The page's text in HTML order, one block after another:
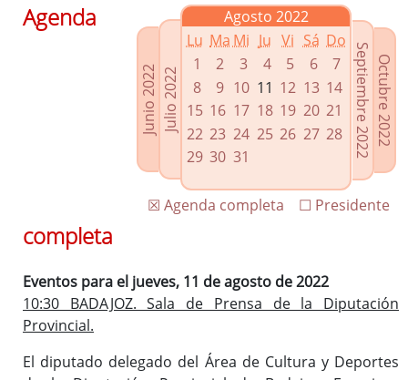
Grupos Políticos
Enlaces relacionados
Agenda de Presidencia
Plenos provinciales y Juntas de gobierno
Oficina de Proyectos Europeos
Junio 2022Julio 2022
Agosto 2022
Lu Ma Mi Ju Vi Sá Do
1
2 3 4 5 6
7
8
9 10 11 12 13 14
15 16 17 18 19 20 21
22 23 24 25 26 27 28
29 30 31
Octubre 2022
Septiembre 2022
☐ Presidente
☒ Agenda completa
Agenda
completa
Eventos para el jueves, 11 de agosto de 2022
10:30 BADAJOZ. Sala de Prensa de la Diputación
Provincial.
El diputado delegado del Área de Cultura y Deportes